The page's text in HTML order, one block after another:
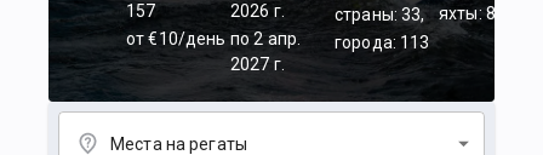
157
от €10/день
2026 г.
по 2 апр.
2027 г.
страны: 33,
города: 113
яхты: 84
Места на регаты